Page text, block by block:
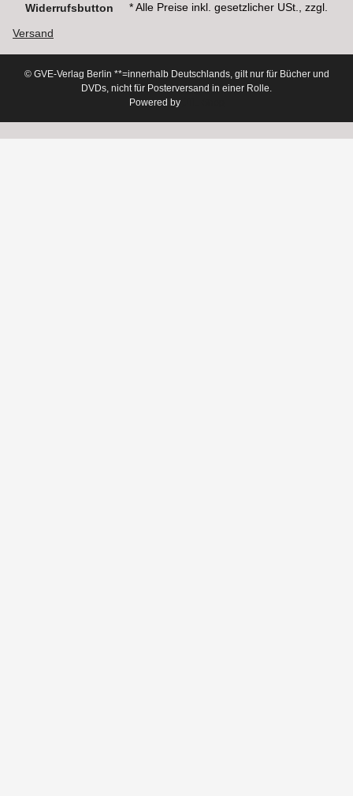
Widerrufsbutton * Alle Preise inkl. gesetzlicher USt., zzgl.
Versand
© GVE-Verlag Berlin **=innerhalb Deutschlands, gilt nur für Bücher und
DVDs, nicht für Posterversand in einer Rolle.
Powered by